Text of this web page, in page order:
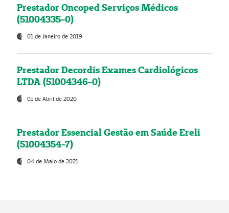
Prestador Oncoped Serviços Médicos
(51004335-0)
01 de Janeiro de 2019
Prestador Decordis Exames Cardiológicos
LTDA (51004346-0)
01 de Abril de 2020
Prestador Essencial Gestão em Saúde Ereli
(51004354-7)
04 de Maio de 2021